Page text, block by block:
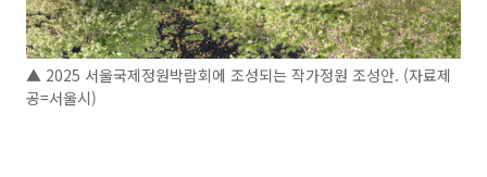
▲ 2025 서울국제정원박람회에 조성되는 작가정원 조성안. (자료제
공=서울시)